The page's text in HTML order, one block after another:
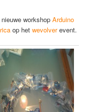
workshopArduino
op hetwevolverevent.